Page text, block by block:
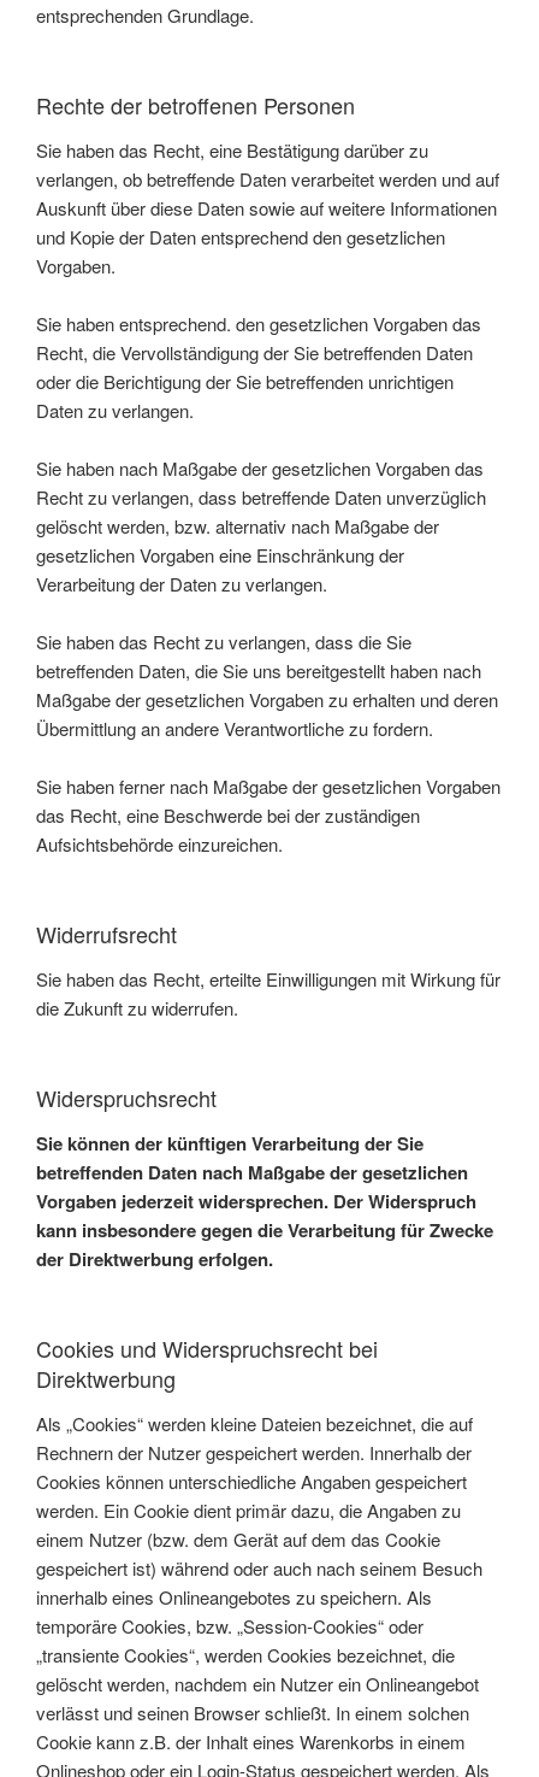
entsprechenden Grundlage.
Rechte der betroffenen Personen
Sie haben das Recht, eine Bestätigung darüber zu
verlangen, ob betreffende Daten verarbeitet werden und auf
Auskunft über diese Daten sowie auf weitere Informationen
und Kopie der Daten entsprechend den gesetzlichen
Vorgaben.
Sie haben entsprechend. den gesetzlichen Vorgaben das
Recht, die Vervollständigung der Sie betreffenden Daten
oder die Berichtigung der Sie betreffenden unrichtigen
Daten zu verlangen.
Sie haben nach Maßgabe der gesetzlichen Vorgaben das
Recht zu verlangen, dass betreffende Daten unverzüglich
gelöscht werden, bzw. alternativ nach Maßgabe der
gesetzlichen Vorgaben eine Einschränkung der
Verarbeitung der Daten zu verlangen.
Sie haben das Recht zu verlangen, dass die Sie
betreffenden Daten, die Sie uns bereitgestellt haben nach
Maßgabe der gesetzlichen Vorgaben zu erhalten und deren
Übermittlung an andere Verantwortliche zu fordern.
Sie haben ferner nach Maßgabe der gesetzlichen Vorgaben
das Recht, eine Beschwerde bei der zuständigen
Aufsichtsbehörde einzureichen.
Widerrufsrecht
Sie haben das Recht, erteilte Einwilligungen mit Wirkung für
die Zukunft zu widerrufen.
Widerspruchsrecht
Sie können der künftigen Verarbeitung der Sie
betreffenden Daten nach Maßgabe der gesetzlichen
Vorgaben jederzeit widersprechen. Der Widerspruch
kann insbesondere gegen die Verarbeitung für Zwecke
der Direktwerbung erfolgen.
Cookies und Widerspruchsrecht bei
Direktwerbung
Als „Cookies“ werden kleine Dateien bezeichnet, die auf
Rechnern der Nutzer gespeichert werden. Innerhalb der
Cookies können unterschiedliche Angaben gespeichert
werden. Ein Cookie dient primär dazu, die Angaben zu
einem Nutzer (bzw. dem Gerät auf dem das Cookie
gespeichert ist) während oder auch nach seinem Besuch
innerhalb eines Onlineangebotes zu speichern. Als
temporäre Cookies, bzw. „Session-Cookies“ oder
„transiente Cookies“, werden Cookies bezeichnet, die
gelöscht werden, nachdem ein Nutzer ein Onlineangebot
verlässt und seinen Browser schließt. In einem solchen
Cookie kann z.B. der Inhalt eines Warenkorbs in einem
Onlineshop oder ein Login-Status gespeichert werden. Als